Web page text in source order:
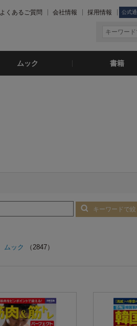
よくあるご質問 会社情報 採用情報 公式
ムック 書籍
キーワードで
ムック （2847）